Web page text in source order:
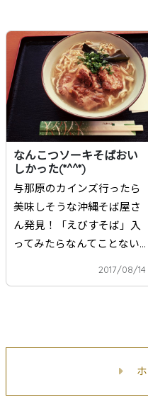
なんこつソーキそばおい
しかった(*^^*)
与那原のカインズ行ったら
美味しそうな沖縄そば屋さ
ん発見！「えびすそば」入
ってみたらなんてことない...
2017/08/14